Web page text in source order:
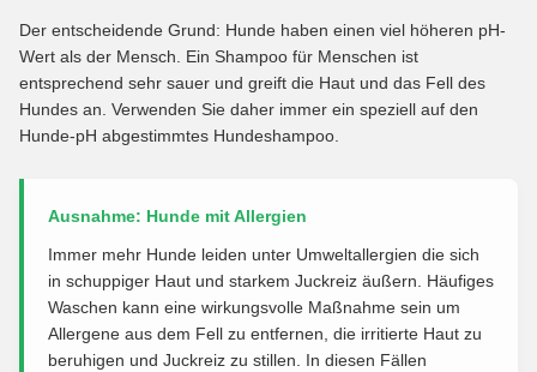
Der entscheidende Grund: Hunde haben einen viel höheren pH-
Wert als der Mensch. Ein Shampoo für Menschen ist
entsprechend sehr sauer und greift die Haut und das Fell des
Hundes an. Verwenden Sie daher immer ein speziell auf den
Hunde-pH abgestimmtes Hundeshampoo.
Ausnahme: Hunde mit Allergien
Immer mehr Hunde leiden unter Umweltallergien die sich
in schuppiger Haut und starkem Juckreiz äußern. Häufiges
Waschen kann eine wirkungsvolle Maßnahme sein um
Allergene aus dem Fell zu entfernen, die irritierte Haut zu
beruhigen und Juckreiz zu stillen. In diesen Fällen